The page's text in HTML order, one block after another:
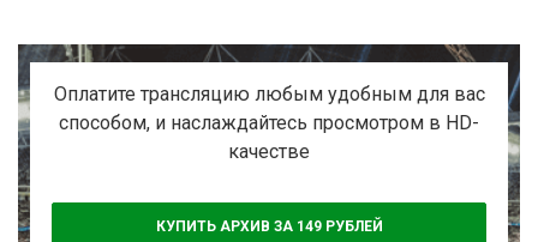
Активировать промокод
Оплатите трансляцию любым удобным для вас
способом, и наслаждайтесь просмотром в HD-
качестве
КУПИТЬ АРХИВ ЗА 149 РУБЛЕЙ